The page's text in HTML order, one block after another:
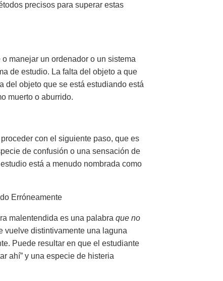
precisos para superar estas
manejar un ordenador o un sistema
de estudio. La falta del objeto a que
del objeto que se está estudiando está
muerto o aburrido.
con el siguiente paso, que es
de confusión o una sensación de
está a menudo nombrada como
Erróneamente
malentendida es una palabra que no
vuelve distintivamente una laguna
Puede resultar en que el estudiante
ahí” y una especie de histeria